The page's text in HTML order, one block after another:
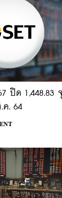
ปิด 1,448.83
ค. 64